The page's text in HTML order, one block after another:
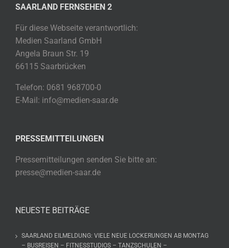
SAARLAND FERNSEHEN 2
Für diese Webseite verantwortlich:
Medien Saarland GmbH
Angela Braun Str. 19
66115 Saarbrücken
Telefon: 0681 968700-0
E-Mail: info@medien-saar.de
PRESSEMITTEILUNGEN
Pressemitteilungen senden Sie bitte an:
presse@medien-saar.de
NEUESTE BEITRÄGE
SAARLAND EILMELDUNG: VIELE NEUE LOCKERUNGEN AB MONTAG
– BUSREISEN – FITNESSTUDIOS – TANZSCHULEN –